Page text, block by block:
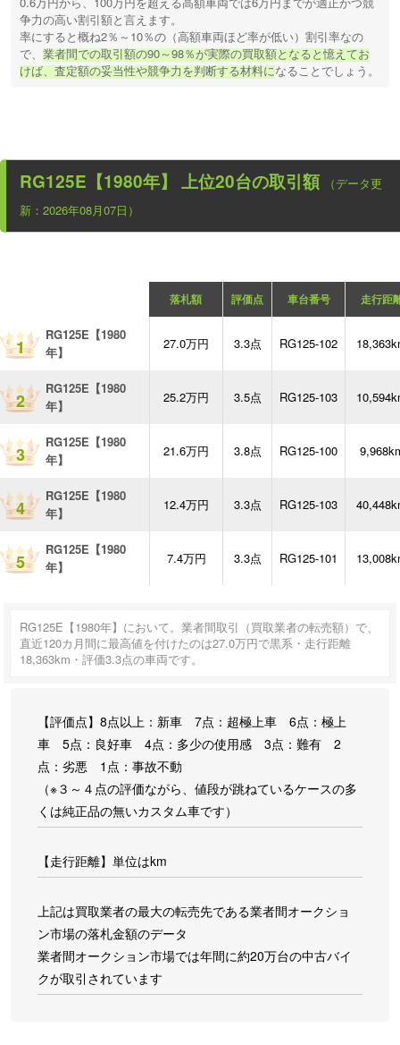
争力の高い割引額と言えます。
率にすると概ね2％～10％の（高額車両ほど率が低い）割引率なの
で、業者間での取引額の90～98％が実際の買取額となると憶えてお
けば、査定額の妥当性や競争力を判断する材料になることでしょう。
RG125E【1980年】 上位20台の取引額
（データ更
新：2026年08月07日）
落札額 評価点 車台番号 走行距
1
RG125E【1980
年】
27.0万円 3.3点 RG125-102
2
RG125E【1980
年】
25.2万円 3.5点 RG125-103
3
RG125E【1980
年】
21.6万円 3.8点 RG125-100
4
RG125E【1980
年】
12.4万円 3.3点 RG125-103
5
RG125E【1980
年】
7.4万円 3.3点 RG125-101
RG125E【1980年】において。業者間取引（買取業者の転売額）で、
直近120カ月間に最高値を付けたのは27.0万円で黒系・走行距離
18,363km・評価3.3点の車両です。
【評価点】8点以上：新車 7点：超極上車 6点：極上
車 5点：良好車 4点：多少の使用感 3点：難有 2
点：劣悪 1点：事故不動
（※３～４点の評価ながら、値段が跳ねているケースの多
くは純正品の無いカスタム車です）
【走行距離】単位はkm
上記は買取業者の最大の転売先である業者間オークショ
ン市場の落札金額のデータ
業者間オークション市場では年間に約20万台の中古バイ
クが取引されています